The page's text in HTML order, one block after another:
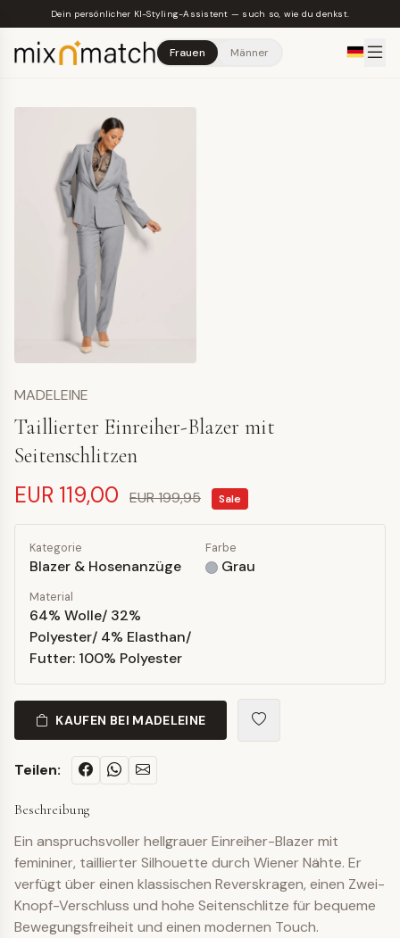
Skip to main content
Dein persönlicher KI-Styling-Assistent — such so, wie du denkst.
Frauen Männer
MADELEINE
Taillierter Einreiher-Blazer mit
Seitenschlitzen
EUR 119,00 EUR 199,95 Sale
Kategorie
Blazer & Hosenanzüge
Farbe
Grau
Material
64% Wolle/ 32%
Polyester/ 4% Elasthan/
Futter: 100% Polyester
KAUFEN BEI MADELEINE
Teilen:
Beschreibung
Ein anspruchsvoller hellgrauer Einreiher-Blazer mit
femininer, taillierter Silhouette durch Wiener Nähte. Er
verfügt über einen klassischen Reverskragen, einen Zwei-
Knopf-Verschluss und hohe Seitenschlitze für bequeme
Bewegungsfreiheit und einen modernen Touch.